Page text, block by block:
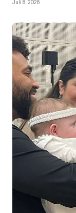
Juli 8, 2026